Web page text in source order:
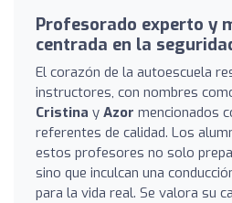
Profesorado experto y
centrada en la
El corazón de la autoescuela
instructores, con nombres
Cristina y Azor mencionados
referentes de calidad. Los
estos profesores no solo
sino que inculcan una
para la vida real. Se valora su